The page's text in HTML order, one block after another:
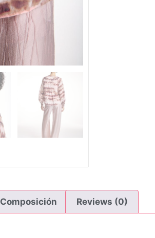
Composición Reviews (0)